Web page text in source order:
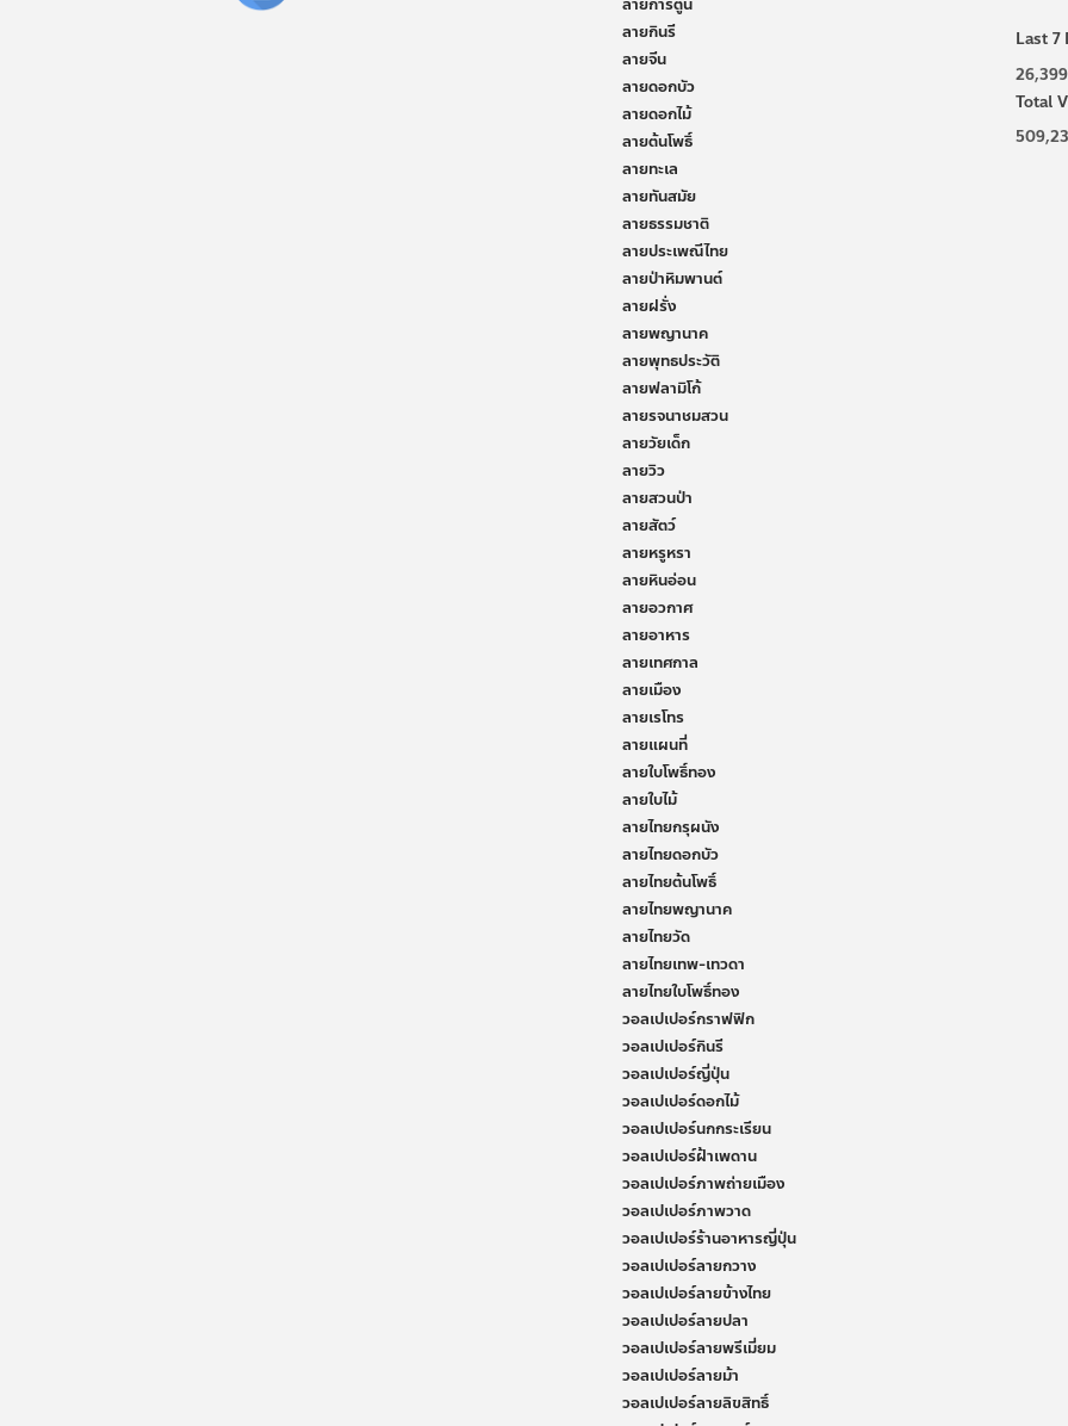
ลายการ์ตูน
ลายกินรี
ลายจีน
ลายดอกบัว
ลายดอกไม้
ลายต้นโพธิ์
ลายทะเล
ลายทันสมัย
ลายธรรมชาติ
ลายประเพณีไทย
ลายป่าหิมพานต์
ลายฝรั่ง
ลายพญานาค
ลายพุทธประวัติ
ลายฟลามิโก้
ลายรจนาชมสวน
ลายวัยเด็ก
ลายวิว
ลายสวนป่า
ลายสัตว์
ลายหรูหรา
ลายหินอ่อน
ลายอวกาศ
ลายอาหาร
ลายเทศกาล
ลายเมือง
ลายเรโทร
ลายแผนที่
ลายใบโพธิ์ทอง
ลายใบไม้
ลายไทยกรุผนัง
ลายไทยดอกบัว
ลายไทยต้นโพธิ์
ลายไทยพญานาค
ลายไทยวัด
ลายไทยเทพ-เทวดา
ลายไทยใบโพธิ์ทอง
วอลเปเปอร์กราฟฟิก
วอลเปเปอร์กินรี
วอลเปเปอร์ญี่ปุ่น
วอลเปเปอร์ดอกไม้
วอลเปเปอร์นกกระเรียน
วอลเปเปอร์ฝ้าเพดาน
วอลเปเปอร์ภาพถ่ายเมือง
วอลเปเปอร์ภาพวาด
วอลเปเปอร์ร้านอาหารญี่ปุ่น
วอลเปเปอร์ลายกวาง
วอลเปเปอร์ลายข้างไทย
วอลเปเปอร์ลายปลา
วอลเปเปอร์ลายพรีเมี่ยม
วอลเปเปอร์ลายม้า
วอลเปเปอร์ลายลิขสิทธิ์
Last 7
26,399
Total